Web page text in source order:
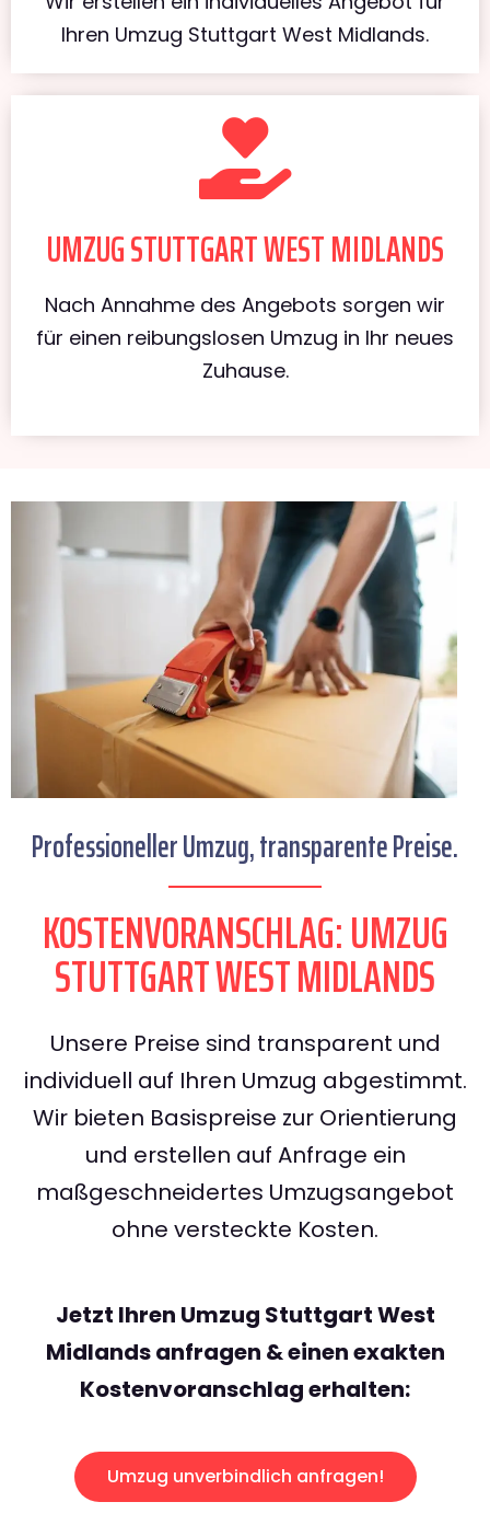
Ihren Umzug Stuttgart West Midlands.
UMZUG STUTTGART WEST MIDLANDS
Nach Annahme des Angebots sorgen wir
für einen reibungslosen Umzug in Ihr neues
Zuhause.
Professioneller Umzug, transparente Preise.
KOSTENVORANSCHLAG: UMZUG
STUTTGART WEST MIDLANDS
Unsere Preise sind transparent und
individuell auf Ihren Umzug abgestimmt.
Wir bieten Basispreise zur Orientierung
und erstellen auf Anfrage ein
maßgeschneidertes Umzugsangebot
ohne versteckte Kosten.
Jetzt Ihren Umzug Stuttgart West
Midlands anfragen & einen exakten
Kostenvoranschlag erhalten:
Umzug unverbindlich anfragen!